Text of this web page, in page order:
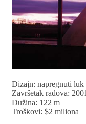
Dizajn: napregnuti luk
Završetak radova: 2001
Dužina: 122 m
Troškovi: $2 miliona